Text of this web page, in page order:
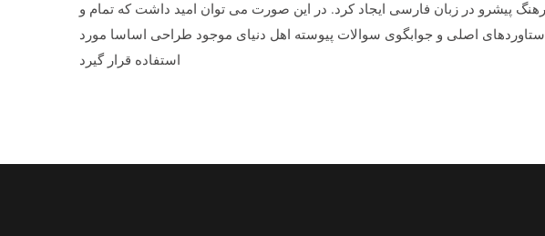
پیشرو در زبان فارسی ایجاد کرد. در این صورت می توان امید داشت که تمام و
اصلی و جوابگوی سوالات پیوسته اهل دنیای موجود طراحی اساسا مورد
استفاده قرار گیرد